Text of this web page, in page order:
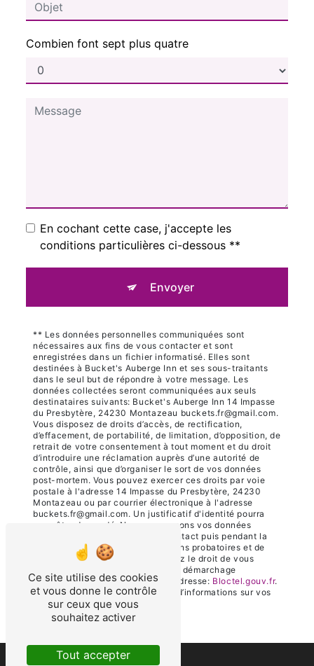
Combien font sept plus quatre
En cochant cette case, j'accepte les
conditions particulières ci-dessous **
Envoyer
** Les données personnelles communiquées sont
nécessaires aux fins de vous contacter et sont
enregistrées dans un fichier informatisé. Elles sont
destinées à Bucket's Auberge Inn et ses sous-traitants
dans le seul but de répondre à votre message. Les
données collectées seront communiquées aux seuls
destinataires suivants: Bucket's Auberge Inn 14 Impasse
du Presbytère, 24230 Montazeau buckets.fr@gmail.com.
Vous disposez de droits d’accès, de rectification,
d’effacement, de portabilité, de limitation, d’opposition, de
retrait de votre consentement à tout moment et du droit
d’introduire une réclamation auprès d’une autorité de
contrôle, ainsi que d’organiser le sort de vos données
post-mortem. Vous pouvez exercer ces droits par voie
postale à l'adresse 14 Impasse du Presbytère, 24230
Montazeau ou par courrier électronique à l'adresse
buckets.fr@gmail.com. Un justificatif d'identité pourra
vous être demandé. Nous conservons vos données
pendant la période de prise de contact puis pendant la
durée de prescription légale aux fins probatoires et de
gestion des contentieux. Vous avez le droit de vous
inscrire sur la liste d'opposition au démarchage
téléphonique, disponible à cette adresse: Bloctel.gouv.fr.
Consultez le site cnil.fr pour plus d’informations sur vos
droits.
Ce site utilise des cookies
et vous donne le contrôle
sur ceux que vous
souhaitez activer
Tout accepter